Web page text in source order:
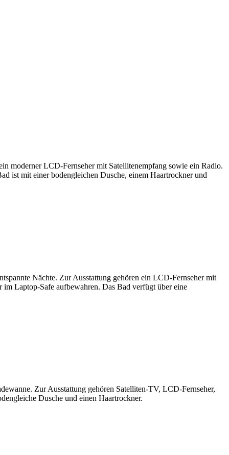
moderner LCD-Fernseher mit Satellitenempfang sowie ein Radio.
ist mit einer bodengleichen Dusche, einem Haartrockner und
Nächte. Zur Ausstattung gehören ein LCD-Fernseher mit
Laptop-Safe aufbewahren. Das Bad verfügt über eine
Zur Ausstattung gehören Satelliten-TV, LCD-Fernseher,
Dusche und einen Haartrockner.